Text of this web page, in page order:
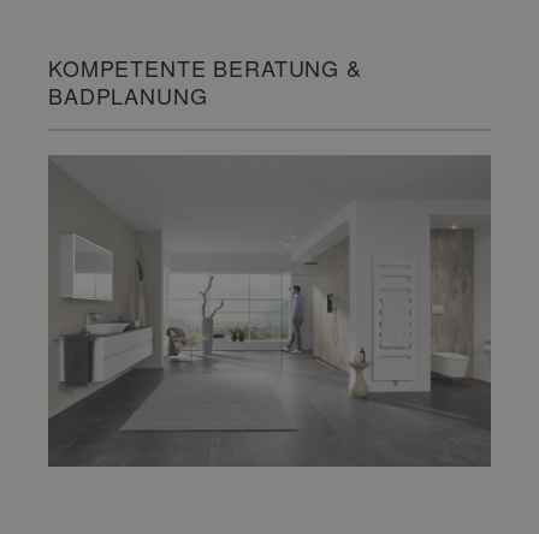
KOMPETENTE BERATUNG &
BADPLANUNG